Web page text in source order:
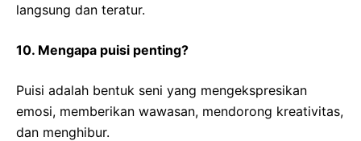
langsung dan teratur.
10. Mengapa puisi penting?
Puisi adalah bentuk seni yang mengekspresikan
emosi, memberikan wawasan, mendorong kreativitas,
dan menghibur.